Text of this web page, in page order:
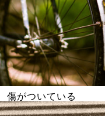
傷がついている